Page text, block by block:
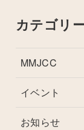
カテゴリ
MMJCC
イベント
お知らせ